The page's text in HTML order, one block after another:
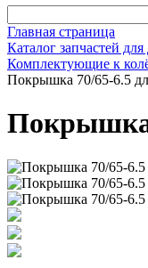
Главная страница
Каталог запчастей
Комплектующие к
Покрышка 70/65-6.5
Покрышка